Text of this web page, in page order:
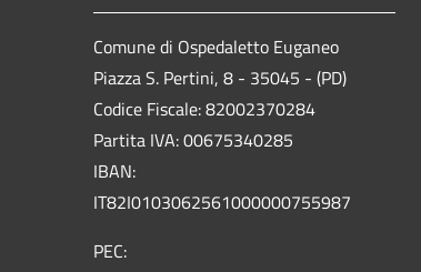
Comune di Ospedaletto Euganeo
Piazza S. Pertini, 8 - 35045 - (PD)
Codice Fiscale: 82002370284
Partita IVA: 00675340285
IBAN:
IT82I0103062561000000755987
PEC: